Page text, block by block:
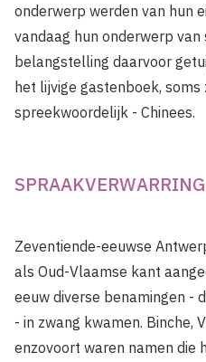
onderwerp werden van hun
vandaag hun onderwerp van
belangstelling daarvoor
het lijvige gastenboek, soms
spreekwoordelijk - Chinees.
SPRAAKVERWARRING
Zeventiende-eeuwse
als Oud-Vlaamse kant
eeuw diverse benamingen -
- in zwang kwamen. Binche,
enzovoort waren namen die